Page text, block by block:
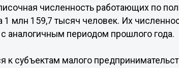
численность работающих по
1 млн 159,7 тысяч человек. Их
аналогичным периодом прошлого года.
к субъектам малого